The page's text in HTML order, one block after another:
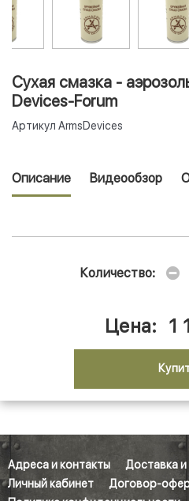
Сухая смазка -
Devices-Forum
Артикул ArmsDevices
Описание Видеообзор
Количество:
Цена: 1
Адреса и контакты Доставка и
Личный кабинет
Договор-